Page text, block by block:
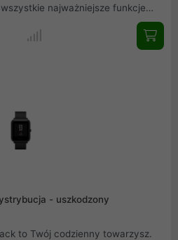
najważniejsze funkcje
jak: monitorowanie snu, mierzenie
z telefonu, czy
dużemu 1.4 calowemu ekranu
zadbać o swoje zdrowie.
- uszkodzony
to Twój codzienny towarzysz.